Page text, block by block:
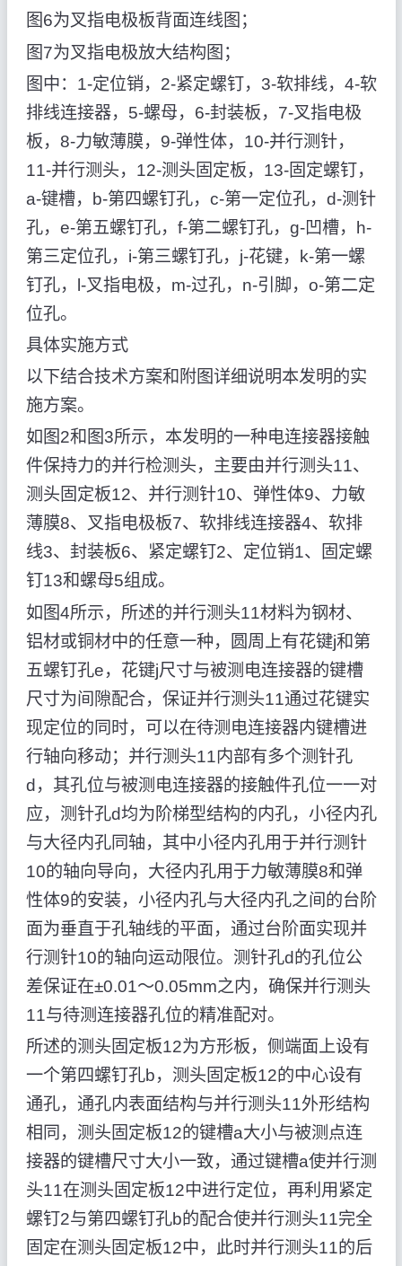
图6为叉指电极板背面连线图；
图7为叉指电极放大结构图；
图中：1-定位销，2-紧定螺钉，3-软排线，4-软
排线连接器，5-螺母，6-封装板，7-叉指电极
板，8-力敏薄膜，9-弹性体，10-并行测针，
11-并行测头，12-测头固定板，13-固定螺钉，
a-键槽，b-第四螺钉孔，c-第一定位孔，d-测针
孔，e-第五螺钉孔，f-第二螺钉孔，g-凹槽，h-
第三定位孔，i-第三螺钉孔，j-花键，k-第一螺
钉孔，l-叉指电极，m-过孔，n-引脚，o-第二定
位孔。
具体实施方式
以下结合技术方案和附图详细说明本发明的实
施方案。
如图2和图3所示，本发明的一种电连接器接触
件保持力的并行检测头，主要由并行测头11、
测头固定板12、并行测针10、弹性体9、力敏
薄膜8、叉指电极板7、软排线连接器4、软排
线3、封装板6、紧定螺钉2、定位销1、固定螺
钉13和螺母5组成。
如图4所示，所述的并行测头11材料为钢材、
铝材或铜材中的任意一种，圆周上有花键j和第
五螺钉孔e，花键j尺寸与被测电连接器的键槽
尺寸为间隙配合，保证并行测头11通过花键实
现定位的同时，可以在待测电连接器内键槽进
行轴向移动；并行测头11内部有多个测针孔
d，其孔位与被测电连接器的接触件孔位一一对
应，测针孔d均为阶梯型结构的内孔，小径内孔
与大径内孔同轴，其中小径内孔用于并行测针
10的轴向导向，大径内孔用于力敏薄膜8和弹
性体9的安装，小径内孔与大径内孔之间的台阶
面为垂直于孔轴线的平面，通过台阶面实现并
行测针10的轴向运动限位。测针孔d的孔位公
差保证在±0.01～0.05mm之内，确保并行测头
11与待测连接器孔位的精准配对。
所述的测头固定板12为方形板，侧端面上设有
一个第四螺钉孔b，测头固定板12的中心设有
通孔，通孔内表面结构与并行测头11外形结构
相同，测头固定板12的键槽a大小与被测点连
接器的键槽尺寸大小一致，通过键槽a使并行测
头11在测头固定板12中进行定位，再利用紧定
螺钉2与第四螺钉孔b的配合使并行测头11完全
固定在测头固定板12中，此时并行测头11的后